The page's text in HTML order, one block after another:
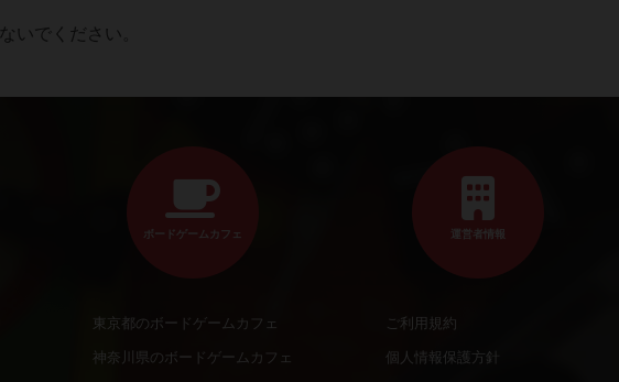
いでください。
ボードゲームカフェ
東京都のボードゲームカフェ
神奈川県のボードゲームカフェ
運営者情報
ご利用規約
個人情報保護方針